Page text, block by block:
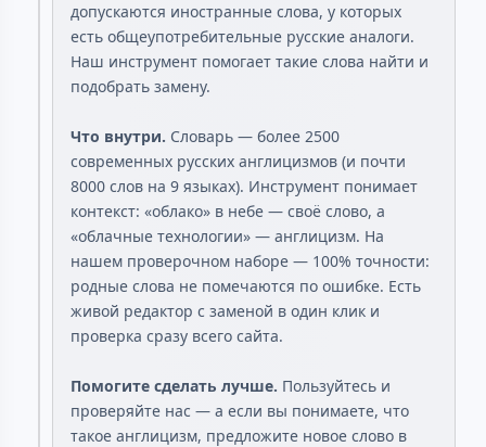
допускаются иностранные слова, у которых
есть общеупотребительные русские аналоги.
Наш инструмент помогает такие слова найти и
подобрать замену.
Что внутри. Словарь — более 2500
современных русских англицизмов (и почти
8000 слов на 9 языках). Инструмент понимает
контекст: «облако» в небе — своё слово, а
«облачные технологии» — англицизм. На
нашем проверочном наборе — 100% точности:
родные слова не помечаются по ошибке. Есть
живой редактор с заменой в один клик и
проверка сразу всего сайта.
Помогите сделать лучше. Пользуйтесь и
проверяйте нас — а если вы понимаете, что
такое англицизм, предложите новое слово в